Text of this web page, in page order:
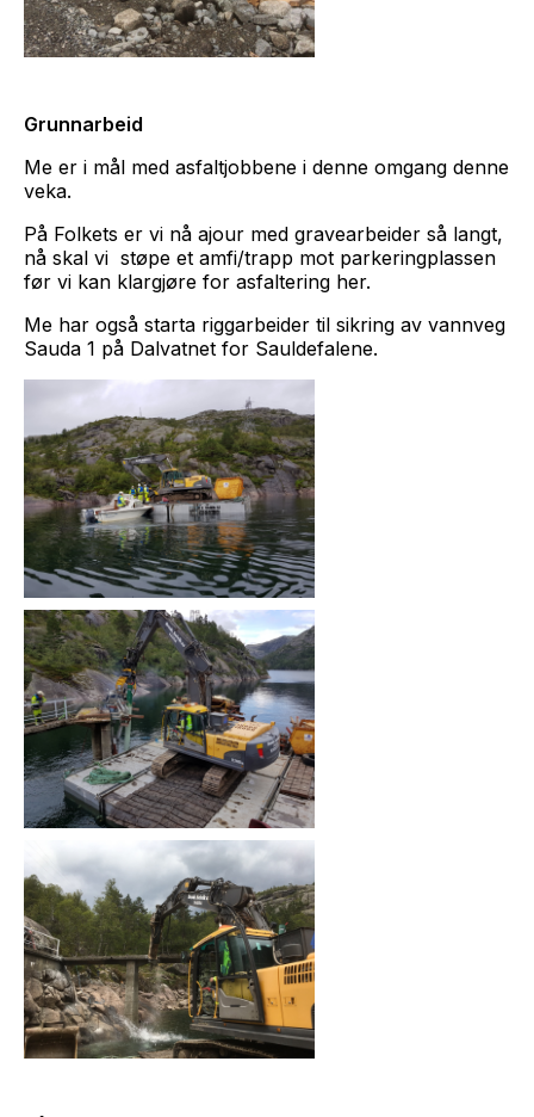
Grunnarbeid
Me er i mål med asfaltjobbene i denne omgang denne
veka.
På Folkets er vi nå ajour med gravearbeider så langt,
nå skal vi støpe et amfi/trapp mot parkeringplassen
før vi kan klargjøre for asfaltering her.
Me har også starta riggarbeider til sikring av vannveg
Sauda 1 på Dalvatnet for Sauldefalene.